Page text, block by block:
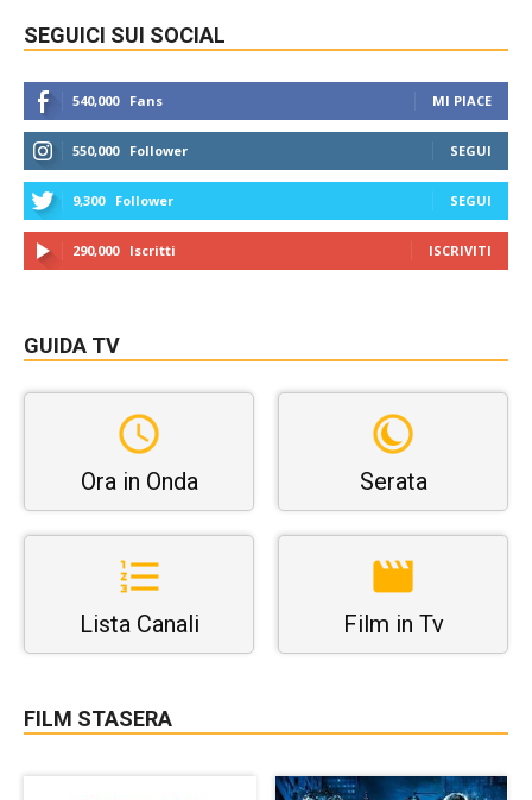
SEGUICI SUI SOCIAL
540,000 Fans MI PIACE
550,000 Follower SEGUI
9,300 Follower SEGUI
290,000 Iscritti ISCRIVITI
GUIDA TV
Ora in Onda Serata
Lista Canali Film in Tv
FILM STASERA